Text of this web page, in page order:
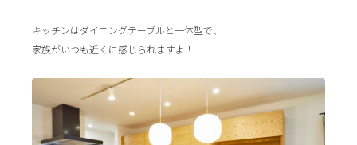
キッチンはダイニングテーブルと一体型で、
家族がいつも近くに感じられますよ！